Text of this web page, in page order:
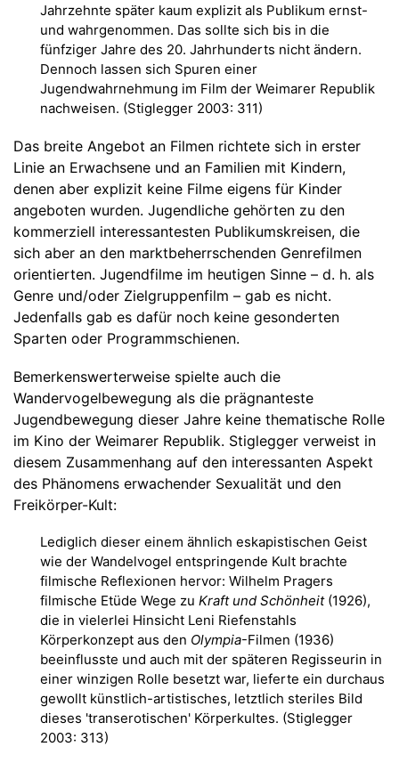
Jahrzehnte später kaum explizit als Publikum ernst-
und wahrgenommen. Das sollte sich bis in die
fünfziger Jahre des 20. Jahrhunderts nicht ändern.
Dennoch lassen sich Spuren einer
Jugendwahrnehmung im Film der Weimarer Republik
nachweisen. (Stiglegger 2003: 311)
Das breite Angebot an Filmen richtete sich in erster
Linie an Erwachsene und an Familien mit Kindern,
denen aber explizit keine Filme eigens für Kinder
angeboten wurden. Jugendliche gehörten zu den
kommerziell interessantesten Publikumskreisen, die
sich aber an den marktbeherrschenden Genrefilmen
orientierten. Jugendfilme im heutigen Sinne – d. h. als
Genre und/oder Zielgruppenfilm – gab es nicht.
Jedenfalls gab es dafür noch keine gesonderten
Sparten oder Programmschienen.
Bemerkenswerterweise spielte auch die
Wandervogelbewegung als die prägnanteste
Jugendbewegung dieser Jahre keine thematische Rolle
im Kino der Weimarer Republik. Stiglegger verweist in
diesem Zusammenhang auf den interessanten Aspekt
des Phänomens erwachender Sexualität und den
Freikörper-Kult:
Lediglich dieser einem ähnlich eskapistischen Geist
wie der Wandelvogel entspringende Kult brachte
filmische Reflexionen hervor: Wilhelm Pragers
filmische Etüde Wege zu Kraft und Schönheit(1926),
die in vielerlei Hinsicht Leni Riefenstahls
Körperkonzept aus den Olympia-Filmen (1936)
beeinflusste und auch mit der späteren Regisseurin in
einer winzigen Rolle besetzt war, lieferte ein durchaus
gewollt künstlich-artistisches, letztlich steriles Bild
dieses 'transerotischen' Körperkultes. (Stiglegger
2003: 313)